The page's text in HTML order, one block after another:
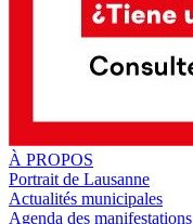
À PROPOS
Portrait de Lausanne
Actualités municipales
Agenda des manifestations